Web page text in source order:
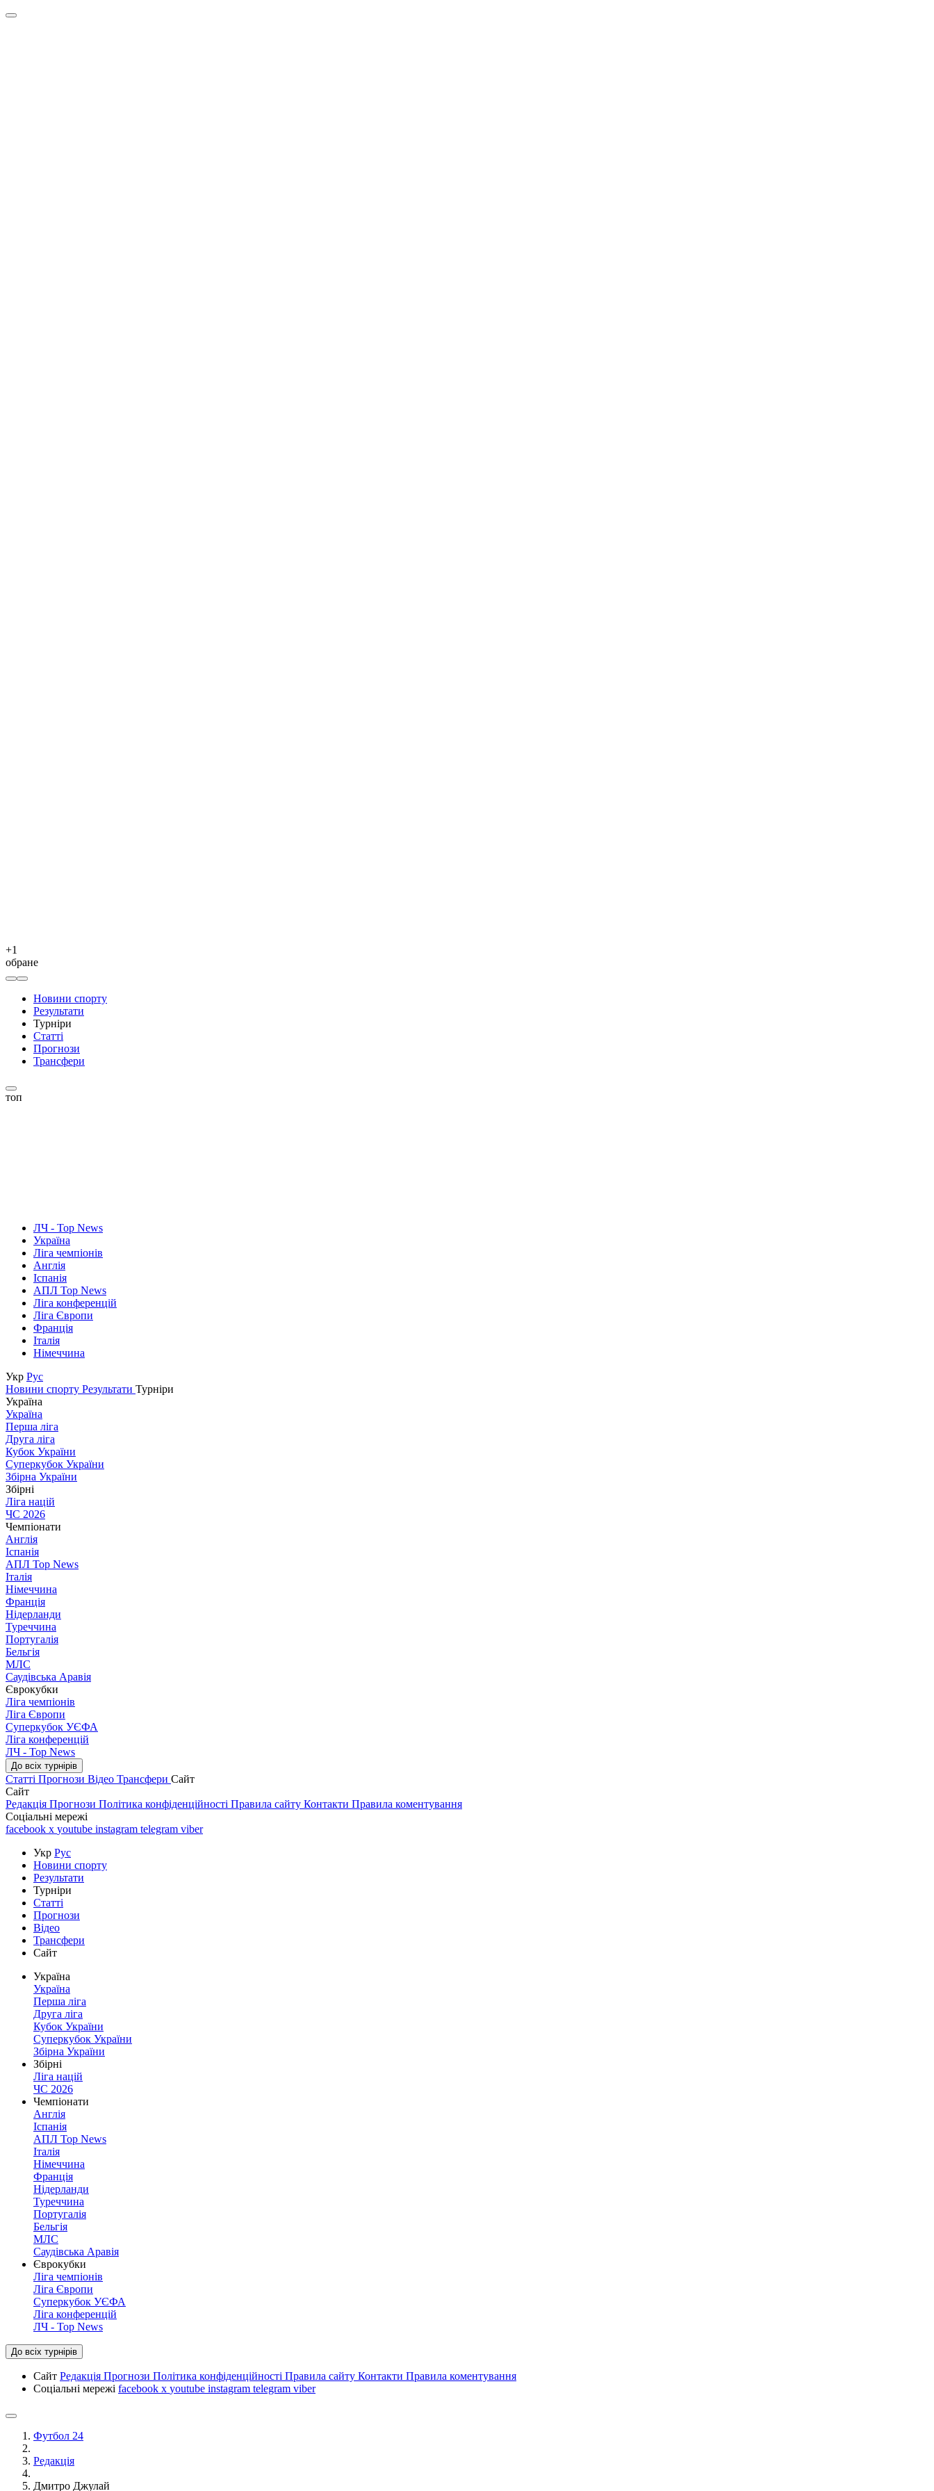
+1
обране
Новини спорту
Результати
Турніри
Статті
Прогнози
Трансфери
топ
ЛЧ - Top News
Україна
Ліга чемпіонів
Англія
Іспанія
АПЛ Top News
Ліга конференцій
Ліга Європи
Франція
Італія
Німеччина
Укр Рус
Новини спорту Результати Турніри
Україна
Україна
Перша ліга
Друга ліга
Кубок України
Суперкубок України
Збірна України
Збірні
Ліга націй
ЧС 2026
Чемпіонати
Англія
Іспанія
АПЛ Top News
Італія
Німеччина
Франція
Нідерланди
Туреччина
Португалія
Бельгія
МЛС
Саудівська Аравія
Єврокубки
Ліга чемпіонів
Ліга Європи
Суперкубок УЄФА
Ліга конференцій
ЛЧ - Top News
До всіх турнірів
Статті Прогнози Відео Трансфери Сайт
Сайт
Редакція Прогнози Політика конфіденційності Правила сайту Контакти Правила коментування
Соціальні мережі
facebook x youtube instagram telegram viber
Укр Рус
Новини спорту
Результати
Турніри
Статті
Прогнози
Відео
Трансфери
Сайт
Україна
Україна
Перша ліга
Друга ліга
Кубок України
Суперкубок України
Збірна України
Збірні
Ліга націй
ЧС 2026
Чемпіонати
Англія
Іспанія
АПЛ Top News
Італія
Німеччина
Франція
Нідерланди
Туреччина
Португалія
Бельгія
МЛС
Саудівська Аравія
Єврокубки
Ліга чемпіонів
Ліга Європи
Суперкубок УЄФА
Ліга конференцій
ЛЧ - Top News
До всіх турнірів
Сайт Редакція Прогнози Політика конфіденційності Правила сайту Контакти Правила коментування
Соціальні мережі facebook x youtube instagram telegram viber
Футбол 24
Редакція
Дмитро Джулай